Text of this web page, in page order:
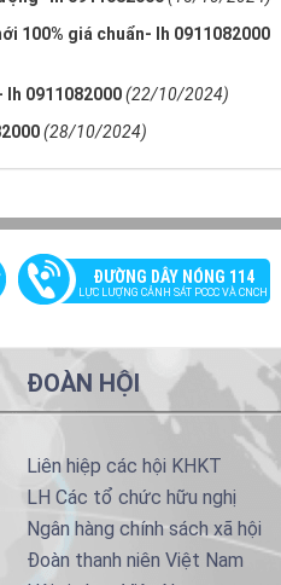
100% giá chuẩn- lh 0911082000
0911082000(22/10/2024)
(28/10/2024)
ĐƯỜNG DÂY NÓNG 114
LỰC LƯỢNG CẢNH SÁT PCCC VÀ CNCH
ĐOÀN HỘI
Liên hiệp các hội KHKT
LH Các tổ chức hữu nghị
Ngân hàng chính sách xã hội
Đoàn thanh niên Việt Nam